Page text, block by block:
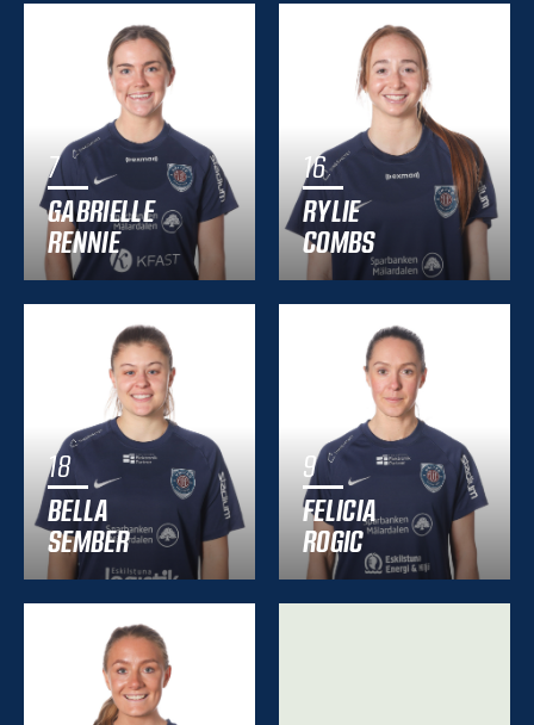
7
GABRIELLE
RENNIE
16
RYLIE
COMBS
18
BELLA
SEMBER
9
FELICIA
ROGIC